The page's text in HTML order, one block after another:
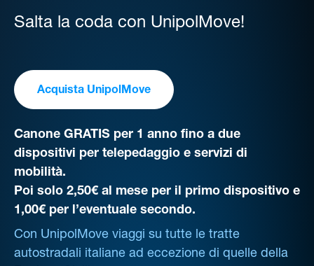
Salta la coda con UnipolMove!
Acquista UnipolMove
Canone GRATIS per 1 anno fino a due
dispositivi per telepedaggio e servizi di
mobilità.
Poi solo 2,50€ al mese per il primo dispositivo e
1,00€ per l’eventuale secondo.
Con UnipolMove viaggi su tutte le tratte
autostradali italiane ad eccezione di quelle della